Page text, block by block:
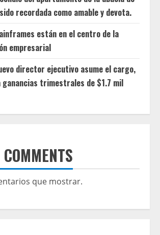
recordada como amable y devota.
están en el centro de la
empresarial
director ejecutivo asume el cargo,
trimestrales de $1.7 mil
que mostrar.